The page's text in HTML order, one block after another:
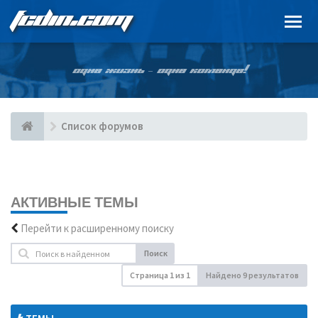
FCDIN.COM
ОДНА ЖИЗНЬ – ОДНА КОМАНДА!
Список форумов
АКТИВНЫЕ ТЕМЫ
Перейти к расширенному поиску
Поиск
Страница 1из 1 Найдено 9 результатов